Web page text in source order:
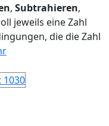
, Subtrahieren,
jeweils eine Zahl
die die Zahl